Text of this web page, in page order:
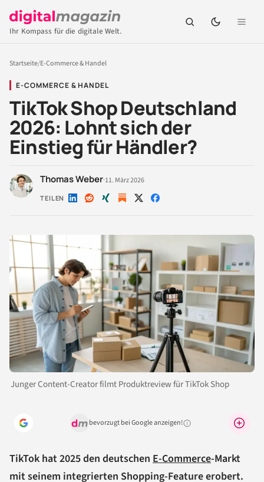
Ihr Kompass für die digitale Welt.
Startseite/E-Commerce & Handel
E-COMMERCE & HANDEL
TikTok Shop Deutschland
2026: Lohnt sich der
Einstieg für Händler?
Thomas Weber·11. März 2026
TEILEN Auf Auf Auf Auf Auf
Junger Content-Creator filmt Produktreview für TikTok Shop
bevorzugt bei Google anzeigen!Warum lohnt sich das?
TikTok hat 2025 den deutschen E-Commerce-Markt
mit seinem integrierten Shopping-Feature erobert.